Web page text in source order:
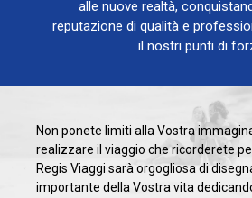
alle nuove realtà,
reputazione di qualità e
il nostri punti di
Non ponete limiti alla Vostra
realizzare il viaggio che ricorderete
Regis Viaggi sarà orgogliosa di
importante della Vostra vita